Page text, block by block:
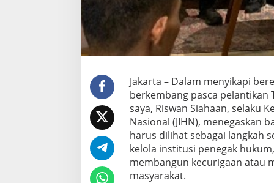
p
a
r
i
u
s
N
e
g
a
r
Jakarta – Dalam menyikapi
berkembang pasca pelantikan
saya, Riswan Siahaan, selaku
Nasional (JIHN), menegaskan
harus dilihat sebagai langkah
kelola institusi penegak
membangun kecurigaan atau
masyarakat.